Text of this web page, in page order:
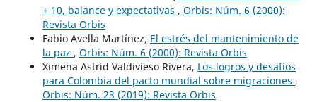
+ 10, balance y expectativas , Orbis: Núm. 6 (2000):
Revista Orbis
Fabio Avella Martínez, El estrés del mantenimiento de
la paz , Orbis: Núm. 6 (2000): Revista Orbis
Ximena Astrid Valdivieso Rivera, Los logros y desafíos
para Colombia del pacto mundial sobre migraciones ,
Orbis: Núm. 23 (2019): Revista Orbis